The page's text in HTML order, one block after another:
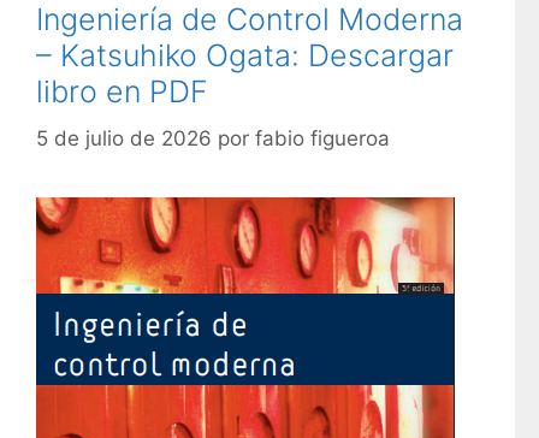
r
í
a
Ingeniería de Control Moderna
– Katsuhiko Ogata: Descargar
libro en PDF
5 de julio de 2026 por fabio figueroa